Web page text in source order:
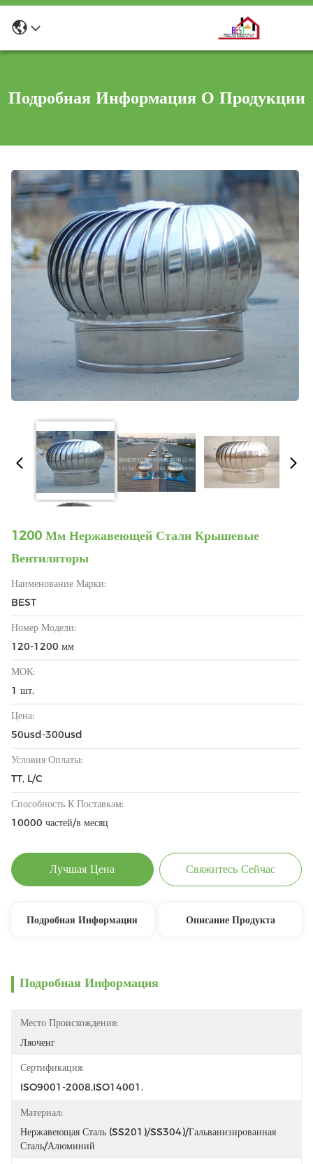
Подробная Информация О Продукции
1200 Мм Нержавеющей Стали Крышевые
Вентиляторы
Наименование Марки:
BEST
Номер Модели:
120-1200 мм
МОК:
1 шт.
Цена:
50usd-300usd
Условия Оплаты:
TT, L/C
Способность К Поставкам:
10000 частей/в месяц
Лучшая Цена Свяжитесь Сейчас
Подробная Информация Описание Продукта
Подробная Информация
Место Происхождения:
Ляоченг
Сертификация:
ISO9001-2008,ISO14001.
Материал:
Нержавеющая Сталь (SS201)/SS304)/Гальванизированная
Сталь/Алюминий